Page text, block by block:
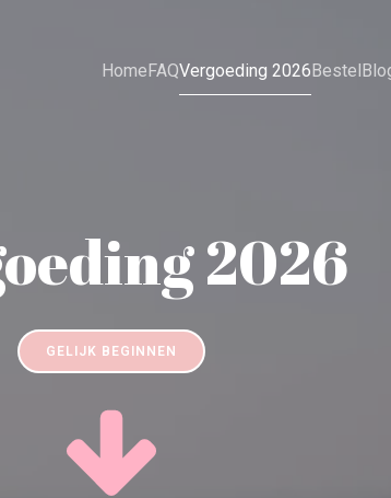
HomeFAQVergoeding 2026Bestel
2026
GELIJK BEGINNEN